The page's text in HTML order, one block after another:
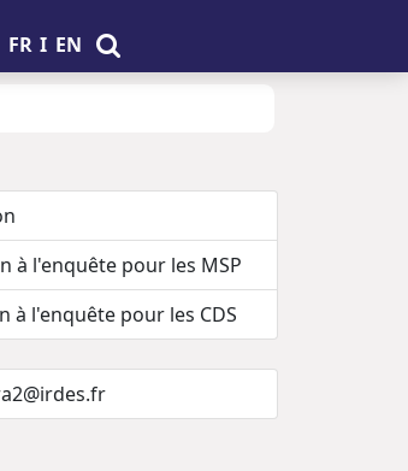
FR I EN
à l'enquête pour les MSP
à l'enquête pour les CDS